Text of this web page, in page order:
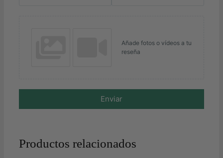
Añade fotos o vídeos a tu
reseña
Enviar
Productos relacionados